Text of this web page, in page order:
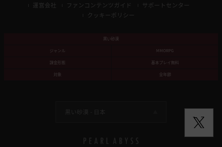
運営会社
ファンコンテンツガイド
サポートセンター
クッキーポリシー
黒い砂漠
ジャンル
MMORPG
課金形態
基本プレイ無料
対象
全年齢
黒い砂漠 - 日本